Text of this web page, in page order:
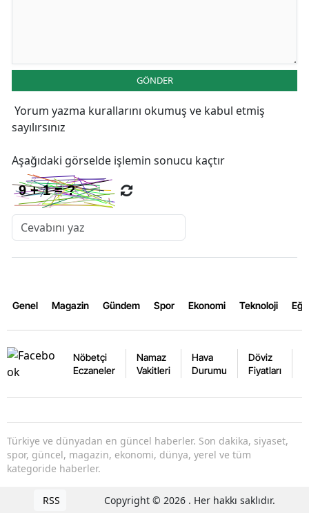
GÖNDER
Yorum yazma kurallarını okumuş ve kabul etmiş
sayılırsınız
Aşağıdaki görselde işlemin sonucu kaçtır
Genel Magazin Gündem Spor Ekonomi Teknoloji
Nöbetçi
Eczaneler
Namaz
Vakitleri
Hava
Durumu
Döviz
Fiyatları
Türkiye ve dünyadan en güncel haberler. Son dakika, siyaset,
spor, güncel, magazin, ekonomi, dünya, yerel ve tüm
kategoride haberler.
RSS Copyright © 2026 . Her hakkı saklıdır.